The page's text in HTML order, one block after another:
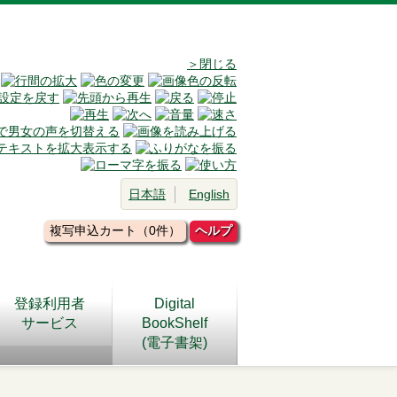
＞閉じる
日本語 English
複写申込カート（0件） ヘルプ
登録利用者
サービス
Digital
BookShelf
(電子書架)